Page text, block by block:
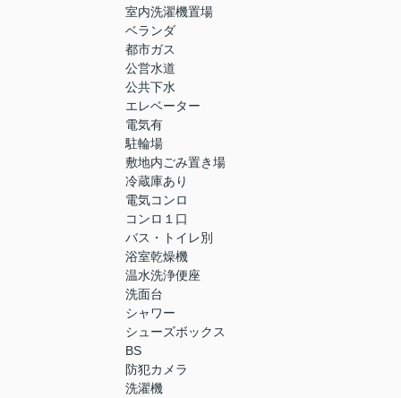
室内洗濯機置場
ベランダ
都市ガス
公営水道
公共下水
エレベーター
電気有
駐輪場
敷地内ごみ置き場
冷蔵庫あり
電気コンロ
コンロ１口
バス・トイレ別
浴室乾燥機
温水洗浄便座
洗面台
シャワー
シューズボックス
BS
防犯カメラ
洗濯機